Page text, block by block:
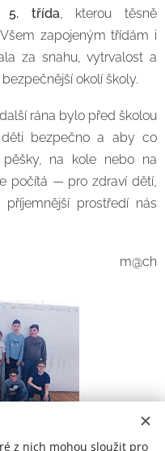
5. třída, kterou těsně
zapojeným třídám i
za snahu, vytrvalost a
okolí školy.
rána bylo před školou
bezpečno a aby co
na kole nebo na
počítá — pro zdraví dětí,
prostředí nás
m@ch
z nich mohou sloužit pro